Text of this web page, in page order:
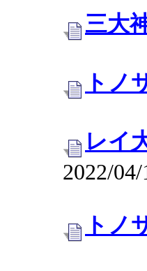
三大
トノ
レイ
2022/04/
トノ